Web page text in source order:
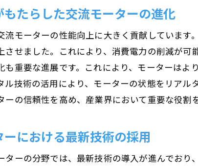
再生可能エ
持続可能な
環境に優し
持続可能性
エネルギー
持続可能な
技術革新が
高効率交流
もたらした交流モーターの進化
流モーターの性能向上に大きく貢献していま
させました。これにより、消費電力の削減が
も重要な進展です。これにより、モーターはよ
ル技術の活用により、モーターの状態をリア
ーの信頼性を高め、産業界において重要な役割
における最新技術の採用
ターの分野では、最新技術の導入が進んでお